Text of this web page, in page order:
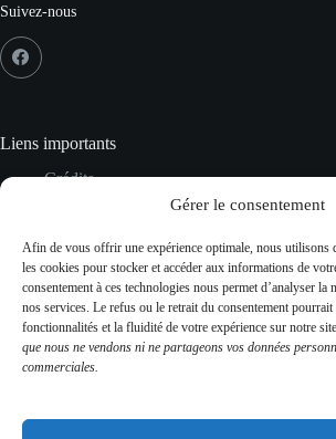
Gérer le consentement
Afin de vous offrir une expérience optimale, nous utilisons
les cookies pour stocker et accéder aux informations de
consentement à ces technologies nous permet d’analyser la
nos services. Le refus ou le retrait du consentement pourrait
fonctionnalités et la fluidité de votre expérience sur notre
que nous ne vendons ni ne partageons vos données
commerciales.
Suivez-nous
Liens importants
Crédits
Gestion des cookies
Plan du site
CGV
Contact
Contact Info